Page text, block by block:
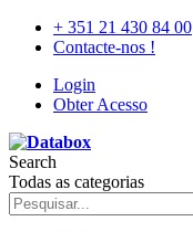
+ 351 21 430 84 00
Contacte-nos !
Login
Obter Acesso
Search
Todas as categorias